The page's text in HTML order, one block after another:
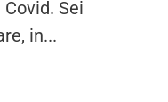
Sei
in...